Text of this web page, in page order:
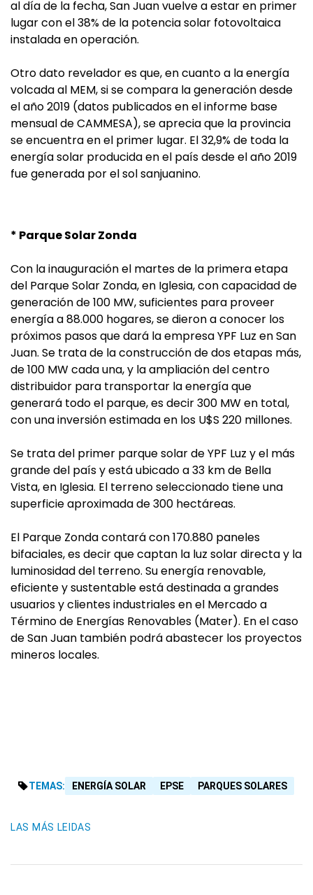
al día de la fecha, San Juan vuelve a estar en primer
lugar con el 38% de la potencia solar fotovoltaica
instalada en operación.
Otro dato revelador es que, en cuanto a la energía
volcada al MEM, si se compara la generación desde
el año 2019 (datos publicados en el informe base
mensual de CAMMESA), se aprecia que la provincia
se encuentra en el primer lugar. El 32,9% de toda la
energía solar producida en el país desde el año 2019
fue generada por el sol sanjuanino.
* Parque Solar Zonda
Con la inauguración el martes de la primera etapa
del Parque Solar Zonda, en Iglesia, con capacidad de
generación de 100 MW, suficientes para proveer
energía a 88.000 hogares, se dieron a conocer los
próximos pasos que dará la empresa YPF Luz en San
Juan. Se trata de la construcción de dos etapas más,
de 100 MW cada una, y la ampliación del centro
distribuidor para transportar la energía que
generará todo el parque, es decir 300 MW en total,
con una inversión estimada en los U$S 220 millones.
Se trata del primer parque solar de YPF Luz y el más
grande del país y está ubicado a 33 km de Bella
Vista, en Iglesia. El terreno seleccionado tiene una
superficie aproximada de 300 hectáreas.
El Parque Zonda contará con 170.880 paneles
bifaciales, es decir que captan la luz solar directa y la
luminosidad del terreno. Su energía renovable,
eficiente y sustentable está destinada a grandes
usuarios y clientes industriales en el Mercado a
Término de Energías Renovables (Mater). En el caso
de San Juan también podrá abastecer los proyectos
mineros locales.
TEMAS: ENERGÍA SOLAR EPSE PARQUES SOLARES
LAS MÁS LEIDAS